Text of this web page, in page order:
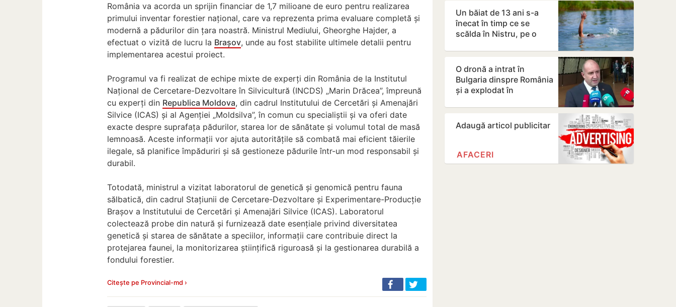
România va acorda un sprijin financiar de 1,7 milioane de euro pentru realizarea
primului inventar forestier național, care va reprezenta prima evaluare completă și
modernă a pădurilor din țara noastră. Ministrul Mediului, Gheorghe Hajder, a
efectuat o vizită de lucru la Brașov, unde au fost stabilite ultimele detalii pentru
implementarea acestui proiect.
Programul va fi realizat de echipe mixte de experți din România de la Institutul
Național de Cercetare-Dezvoltare în Silvicultură (INCDS) „Marin Drăcea”, împreună
cu experți din Republica Moldova, din cadrul Institutului de Cercetări și Amenajări
Silvice (ICAS) și al Agenției „Moldsilva”, în comun cu specialiștii și va oferi date
exacte despre suprafața pădurilor, starea lor de sănătate și volumul total de masă
lemnoasă. Aceste informații vor ajuta autoritățile să combată mai eficient tăierile
ilegale, să planifice împăduriri și să gestioneze pădurile într-un mod responsabil și
durabil.
Totodată, ministrul a vizitat laboratorul de genetică și genomică pentru fauna
sălbatică, din cadrul Stațiunii de Cercetare-Dezvoltare și Experimentare-Producție
Brașov a Institutului de Cercetări și Amenajări Silvice (ICAS). Laboratorul
colectează probe din natură și furnizează date esențiale privind diversitatea
genetică și starea de sănătate a speciilor, informații care contribuie direct la
protejarea faunei, la monitorizarea științifică riguroasă și la gestionarea durabilă a
fondului forestier.
Citește pe Provincial-md ›
Un băiat de 13 ani s-a
înecat în timp ce se
scălda în Nistru, pe o
Bender
O dronă a intrat în
Bulgaria dinspre România
și a explodat în
gazoduct
Adaugă articol publicitar
AFACERI